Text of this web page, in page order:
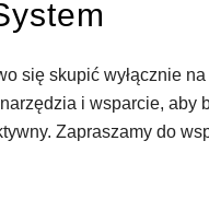
się skupić wyłącznie
i wsparcie, aby
Zapraszamy do